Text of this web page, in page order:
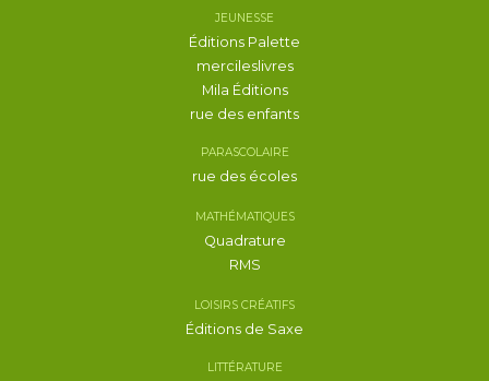
JEUNESSE
Éditions Palette
mercileslivres
Mila Éditions
rue des enfants
PARASCOLAIRE
rue des écoles
MATHÉMATIQUES
Quadrature
RMS
LOISIRS CRÉATIFS
Éditions de Saxe
LITTÉRATURE